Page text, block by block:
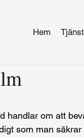
Hem
handlar om att
som man